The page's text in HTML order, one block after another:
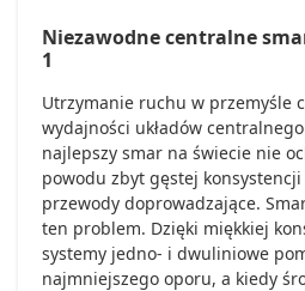
Niezawodne centralne
1
Utrzymanie ruchu w przemyśle
wydajności układów
najlepszy smar na świecie nie
powodu zbyt gęstej
przewody doprowadzające.
ten problem. Dzięki miękkiej
systemy jedno- i dwuliniowe
najmniejszego oporu, a kiedy